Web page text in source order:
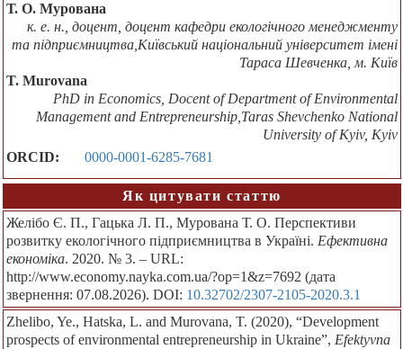
Т. О. Мурована
к. е. н., доцент, доцент кафедри екологічного менеджменту
та підприємництва,Київський національний університет імені
Тараса Шевченка, м. Київ
T. Murovana
PhD in Economics, Docent of Department of Environmental
Management and Entrepreneurship,Taras Shevchenko National
University of Kyiv, Kyiv
ORCID:
0000-0001-6285-7681
Як цитувати статтю
Желібо Є. П., Гацька Л. П., Мурована Т. О. Перспективи
розвитку екологічного підприємництва в Україні. Ефективна
економіка. 2020. № 3. – URL:
http://www.economy.nayka.com.ua/?op=1&z=7692 (дата
звернення: 07.08.2026). DOI: 10.32702/2307-2105-2020.3.1
Zhelibo, Ye., Hatska, L. and Murovana, T. (2020), “Development
prospects of environmental entrepreneurship in Ukraine”, Efektyvna